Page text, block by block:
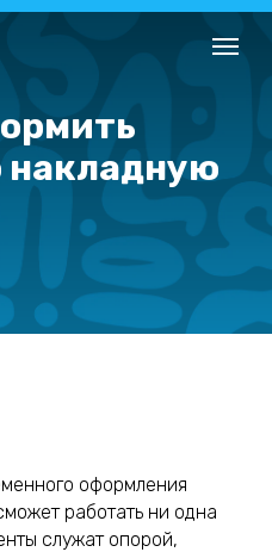
оформления
работать ни одна
служат опорой,